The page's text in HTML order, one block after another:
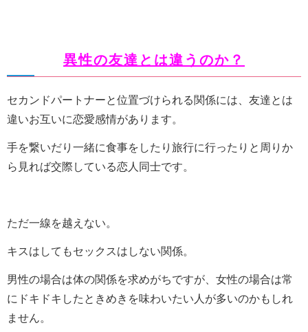
異性の友達とは違うのか？
セカンドパートナーと位置づけられる関係には、友達とは
違いお互いに恋愛感情があります。
手を繋いだり一緒に食事をしたり旅行に行ったりと周りか
ら見れば交際している恋人同士です。
ただ一線を越えない。
キスはしてもセックスはしない関係。
男性の場合は体の関係を求めがちですが、女性の場合は常
にドキドキしたときめきを味わいたい人が多いのかもしれ
ません。